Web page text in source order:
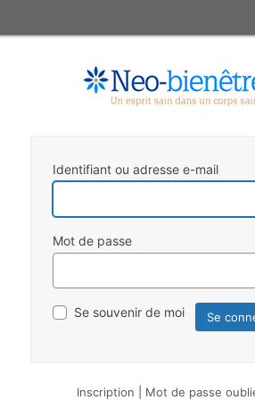
Identifiant ou adresse e-mail
Mot de passe
Se souvenir de moi
Inscription Mot de passe